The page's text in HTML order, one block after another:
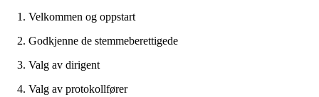
1. Velkommen og oppstart
2. Godkjenne de stemmeberettigede
3. Valg av dirigent
4. Valg av protokollfører